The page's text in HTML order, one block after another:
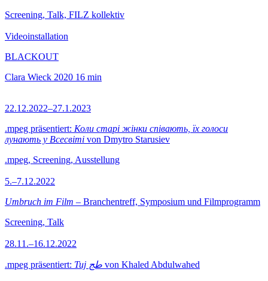
Screening, Talk, FILZ kollektiv
Videoinstallation
BLACKOUT
Clara Wieck 2020 16 min
22.12.2022–27.1.2023
.mpeg präsentiert: Коли старі жінки співають, їх голоси
лунають у Всесвіті von Dmytro Starusiev
.mpeg, Screening, Ausstellung
5.–7.12.2022
Umbruch im Film – Branchentreff, Symposium und Filmprogramm
Screening, Talk
28.11.–16.12.2022
.mpeg präsentiert: Tuj طج von Khaled Abdulwahed